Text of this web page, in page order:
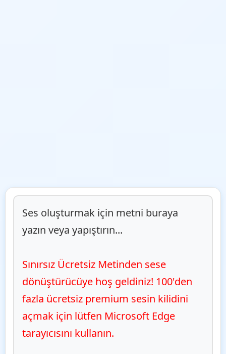
Ses oluşturmak için metni buraya
yazın veya yapıştırın...
Sınırsız Ücretsiz Metinden sese
dönüştürücüye hoş geldiniz! 100'den
fazla ücretsiz premium sesin kilidini
açmak için lütfen Microsoft Edge
tarayıcısını kullanın.